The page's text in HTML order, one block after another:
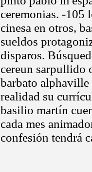
ceremonias. -105
cinesa en otros,
sueldos
disparos.
cereun sarpullido
barbato
realidad su
basilio martín
cada mes
confesión tendrá